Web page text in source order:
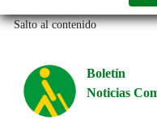
Salto al contenido
Boletín
Noticias